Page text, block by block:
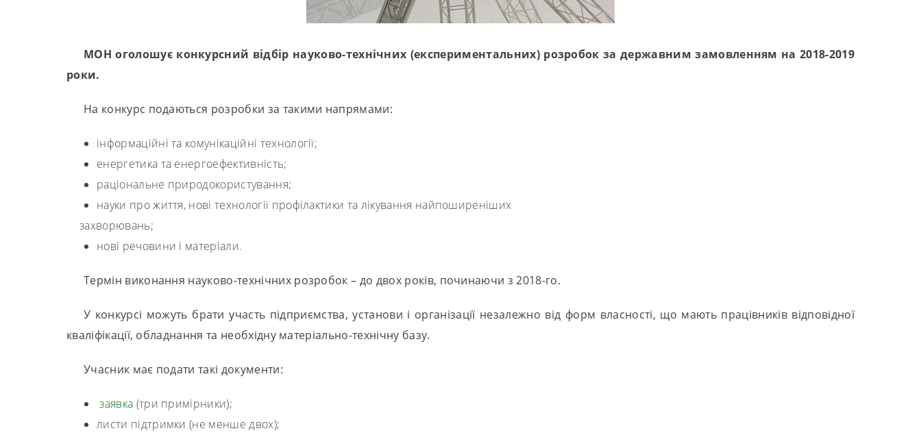
МОН оголошує конкурсний відбір науково-технічних (експериментальних) розробок за державним замовленням на 2018-2019
роки.
На конкурс подаються розробки за такими напрямами:
інформаційні та комунікаційні технології;
енергетика та енергоефективність;
раціональне природокористування;
науки про життя, нові технології профілактики та лікування найпоширеніших
захворювань;
нові речовини і матеріали.
Термін виконання науково-технічних розробок – до двох років, починаючи з 2018-го.
У конкурсі можуть брати участь підприємства, установи і організації незалежно від форм власності, що мають працівників відповідної
кваліфікації, обладнання та необхідну матеріально-технічну базу.
Учасник має подати такі документи:
заявка (три примірники);
листи підтримки (не менше двох);